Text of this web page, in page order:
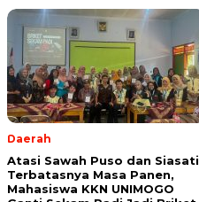
Daerah
Atasi Sawah Puso dan Siasati
Terbatasnya Masa Panen,
Mahasiswa KKN UNIMOGO